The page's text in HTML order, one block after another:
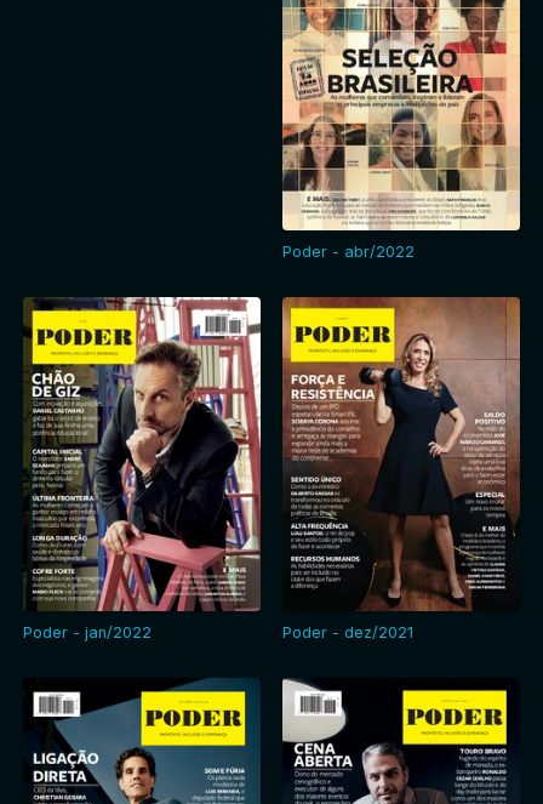
Poder - abr/2022
Poder - jan/2022 Poder - dez/2021